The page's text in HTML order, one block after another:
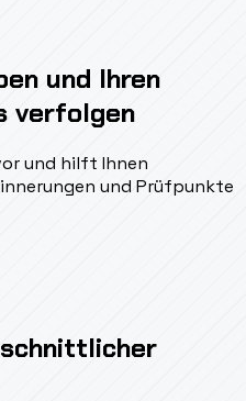
und Ihren
verfolgen
und hilft Ihnen
und Prüfpunkte